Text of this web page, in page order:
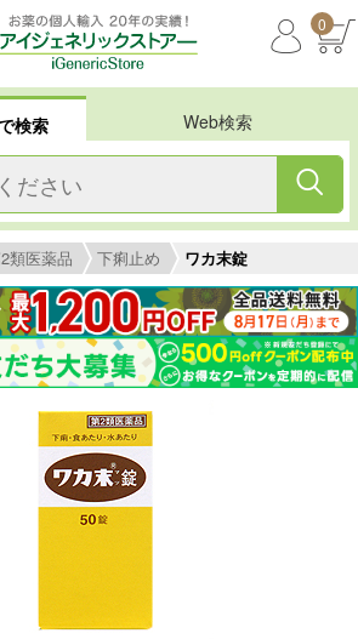
0
検索 Web検索
類医薬品 下痢止め ワカ末錠